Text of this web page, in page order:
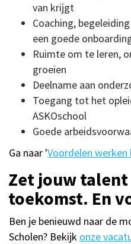
van krijgt
Coaching,
een goede
Ruimte om te leren,
groeien
Deelname aan
Toegang tot het
ASKOschool
Goede
Ga naar 'Voordelen werken
Zet jouw
toekomst. En
Ben je benieuwd naar de
Scholen? Bekijk onze